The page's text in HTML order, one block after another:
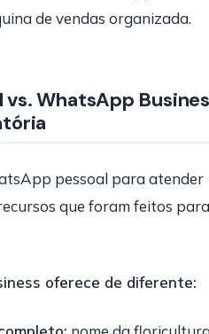
de vendas organizada.
WhatsApp
pessoal para atender
que foram feitos para
oferece de diferente: